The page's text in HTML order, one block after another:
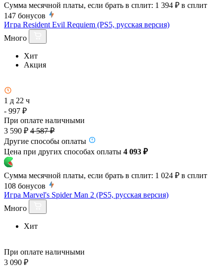
Сумма месячной платы, если брать в сплит: 1 394 ₽ в сплит
147 бонусов
Игра Resident Evil Requiem (PS5, русская версия)
Много
Хит
Акция
1 д 22 ч
- 997 ₽
При оплате наличными
3 590 ₽ 4 587 ₽
Другие способы оплаты
Цена при других способах оплаты 4 093 ₽
Сумма месячной платы, если брать в сплит: 1 024 ₽ в сплит
108 бонусов
Игра Marvel's Spider Man 2 (PS5, русская версия)
Много
Хит
При оплате наличными
3 090 ₽